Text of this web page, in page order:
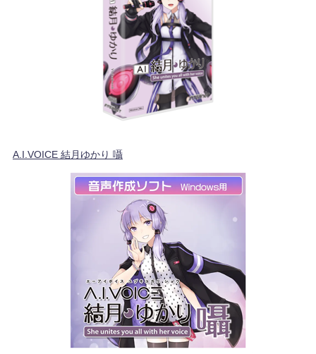
A.I.VOICE 結月ゆかり 囁